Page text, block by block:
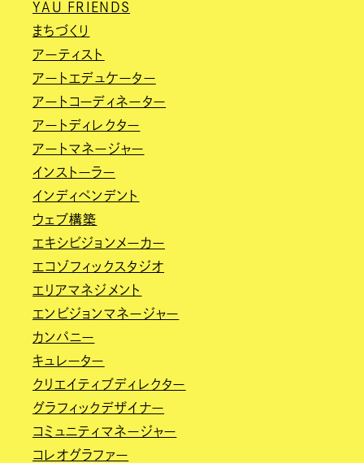
YAU FRIENDS
まちづくり
アーティスト
アートエデュケーター
アートコーディネーター
アートディレクター
アートマネージャー
インストーラー
インディペンデント
ウェブ構築
エキシビジョンメーカー
エコゾフィックスタジオ
エリアマネジメント
エンビジョンマネージャー
カンパニー
キュレーター
クリエイティブディレクター
グラフィックデザイナー
コミュニティマネージャー
コレオグラファー